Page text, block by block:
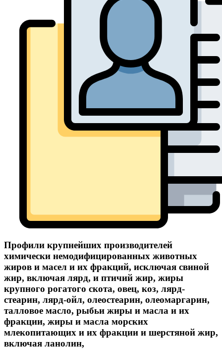
Профили крупнейших производителей
химически немодифицированных животных
жиров и масел и их фракций, исключая свиной
жир, включая лярд, и птичий жир, жиры
крупного рогатого скота, овец, коз, лярд-
стеарин, лярд-ойл, олеостеарин, олеомаргарин,
талловое масло, рыбьи жиры и масла и их
фракции, жиры и масла морских
млекопитающих и их фракции и шерстяной жир,
включая ланолин,